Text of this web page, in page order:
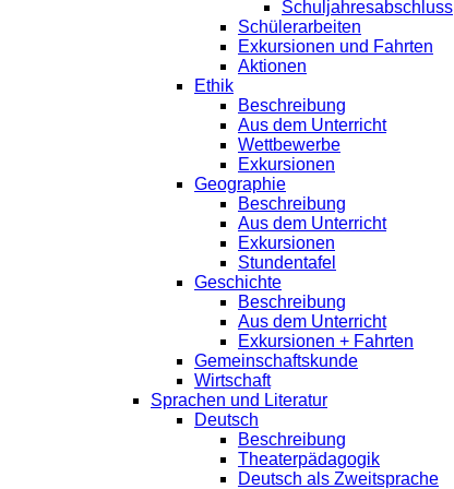
Schuljahresabschluss
Schülerarbeiten
Exkursionen und Fahrten
Aktionen
Ethik
Beschreibung
Aus dem Unterricht
Wettbewerbe
Exkursionen
Geographie
Beschreibung
Aus dem Unterricht
Exkursionen
Stundentafel
Geschichte
Beschreibung
Aus dem Unterricht
Exkursionen + Fahrten
Gemeinschaftskunde
Wirtschaft
Sprachen und Literatur
Deutsch
Beschreibung
Theaterpädagogik
Deutsch als Zweitsprache